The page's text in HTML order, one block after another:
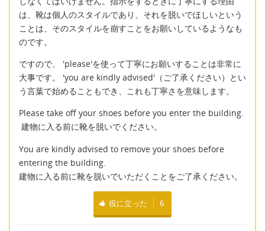
は、靴は個人のスタイルであり、それを脱いでほしいという
ことは、そのスタイルを崩すことをお願いしているようなも
のです。
ですので、 'please'を使って丁寧にお願いすることは非常に
大事です。 'you are kindly advised'（ご了承ください）とい
う言葉で始めることもでき、これも丁寧さを意味します。
Please take off your shoes before you enter the building.
建物に入る前に靴を脱いでください。
You are kindly advised to remove your shoes before
entering the building.
建物に入る前に靴を脱いでいただくことをご了承ください。
役に立った 6